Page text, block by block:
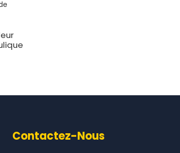
Contactez-Nous